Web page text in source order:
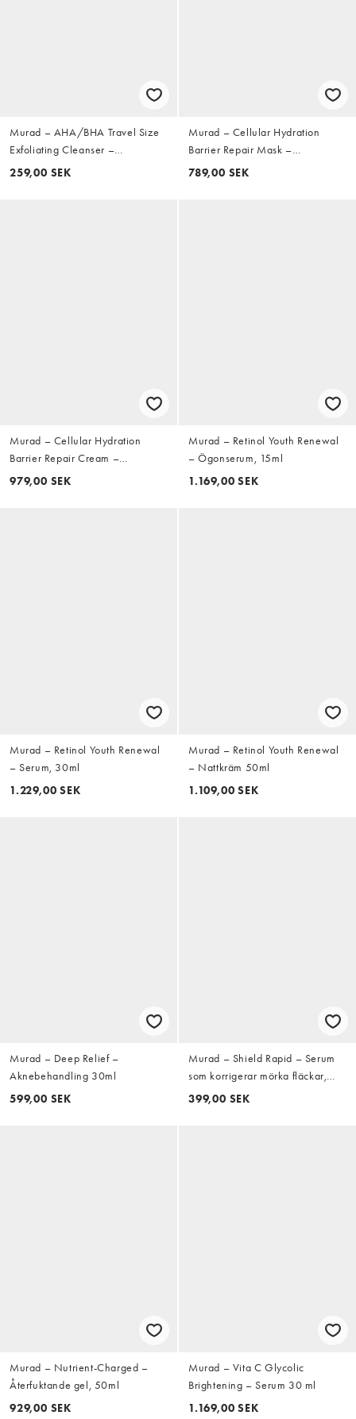
Murad – AHA/BHA Travel Size
Exfoliating Cleanser –
Exfolierande rengöring i
259,00 SEK
Murad – Cellular Hydration
Barrier Repair Mask –
Ansiktsmask
789,00 SEK
Murad – Cellular Hydration
Barrier Repair Cream –
Ansiktskräm
979,00 SEK
Murad – Retinol Youth Renewal
– Ögonserum, 15ml
1.169,00 SEK
Murad – Retinol Youth Renewal
– Serum, 30ml
1.229,00 SEK
Murad – Retinol Youth Renewal
– Nattkräm 50ml
1.109,00 SEK
Murad – Deep Relief –
Aknebehandling 30ml
599,00 SEK
Murad – Shield Rapid – Serum
som korrigerar mörka fläckar,
10ml
399,00 SEK
Murad – Nutrient-Charged –
Återfuktande gel, 50ml
929,00 SEK
Murad – Vita C Glycolic
Brightening – Serum 30 ml
1.169,00 SEK